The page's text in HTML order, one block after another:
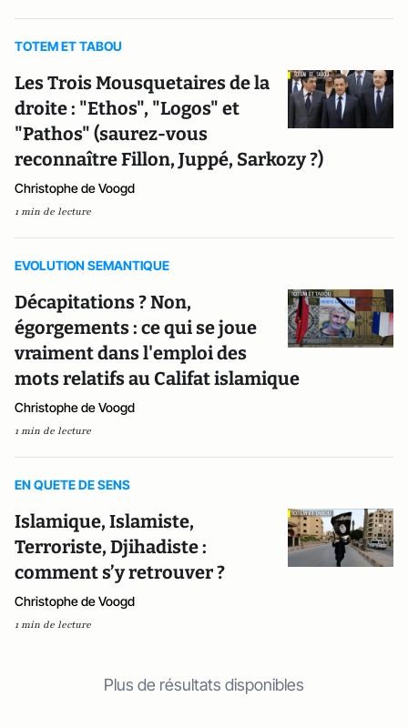
TOTEM ET TABOU
Les Trois Mousquetaires de la
droite : "Ethos", "Logos" et
"Pathos" (saurez-vous
reconnaître Fillon, Juppé, Sarkozy ?)
Christophe de Voogd
1 min de lecture
EVOLUTION SEMANTIQUE
Décapitations ? Non,
égorgements : ce qui se joue
vraiment dans l'emploi des
mots relatifs au Califat islamique
Christophe de Voogd
1 min de lecture
EN QUETE DE SENS
Islamique, Islamiste,
Terroriste, Djihadiste :
comment s’y retrouver ?
Christophe de Voogd
1 min de lecture
Plus de résultats disponibles